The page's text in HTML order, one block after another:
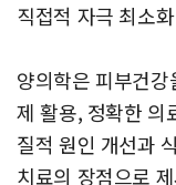
직접적 자극 최소
양의학은 피부건
제 활용, 정확한 의
질적 원인 개선과
치료의 장점으로